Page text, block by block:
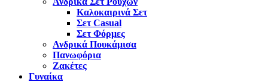
Καλοκαιρινά Σετ
Σετ Casual
Σετ Φόρμες
Ανδρικά Πουκάμισα
Πανωφόρια
Ζακέτες
Γυναίκα